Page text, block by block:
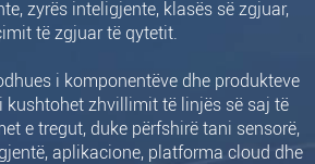
zyrës inteligjente, klasës së zgjuar,
të zgjuar të qytetit.
i komponentëve dhe produkteve
kushtohet zhvillimit të linjës së saj të
e tregut, duke përfshirë tani sensorë,
aplikacione, platforma cloud dhe